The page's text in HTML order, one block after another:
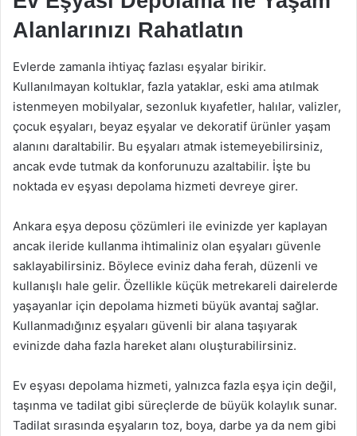
Alanlarınızı Rahatlatın
Evlerde zamanla ihtiyaç fazlası eşyalar birikir.
Kullanılmayan koltuklar, fazla yataklar, eski ama atılmak
istenmeyen mobilyalar, sezonluk kıyafetler, halılar, valizler,
çocuk eşyaları, beyaz eşyalar ve dekoratif ürünler yaşam
alanını daraltabilir. Bu eşyaları atmak istemeyebilirsiniz,
ancak evde tutmak da konforunuzu azaltabilir. İşte bu
noktada ev eşyası depolama hizmeti devreye girer.
Ankara eşya deposu çözümleri ile evinizde yer kaplayan
ancak ileride kullanma ihtimaliniz olan eşyaları güvenle
saklayabilirsiniz. Böylece eviniz daha ferah, düzenli ve
kullanışlı hale gelir. Özellikle küçük metrekareli dairelerde
yaşayanlar için depolama hizmeti büyük avantaj sağlar.
Kullanmadığınız eşyaları güvenli bir alana taşıyarak
evinizde daha fazla hareket alanı oluşturabilirsiniz.
Ev eşyası depolama hizmeti, yalnızca fazla eşya için değil,
taşınma ve tadilat gibi süreçlerde de büyük kolaylık sunar.
Tadilat sırasında eşyaların toz, boya, darbe ya da nem gibi